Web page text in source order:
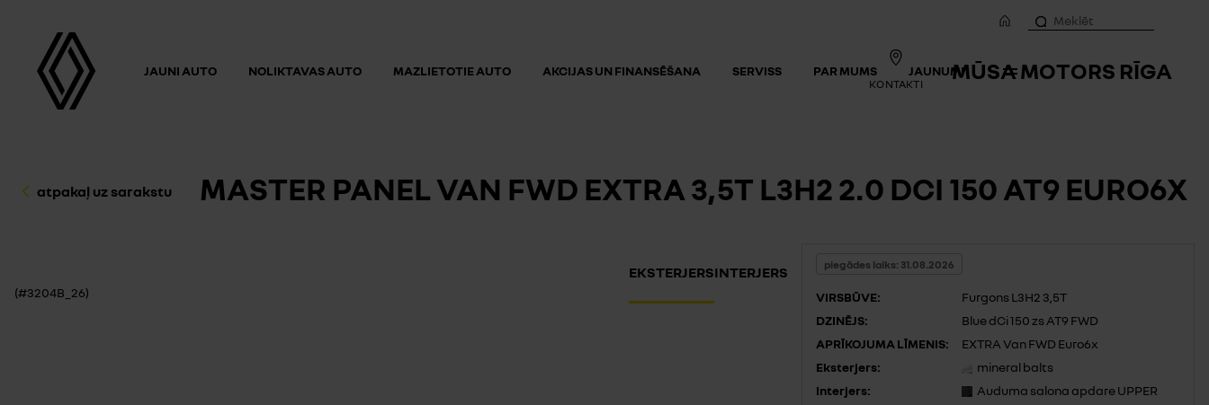
KONTAKTI MŪSA MOTORS RĪGA
JAUNI AUTO NOLIKTAVAS AUTO MAZLIETOTIE AUTO AKCIJAS UN FINANSĒŠANA SERVISS PAR MUMS JAUNUMI
atpakaļ uz sarakstu MASTER PANEL VAN FWD EXTRA 3,5T L3H2 2.0 DCI 150 AT9 EURO6X
(#3204B_26)
EKSTERJERSINTERJERS piegādes laiks: 31.08.2026
VIRSBŪVE:
Furgons L3H2 3,5T
DZINĒJS:
Blue dCi 150 zs AT9 FWD
APRĪKOJUMA LĪMENIS:
EXTRA Van FWD Euro6x
Eksterjers:
mineral balts
Interjers:
Auduma salona apdare UPPER